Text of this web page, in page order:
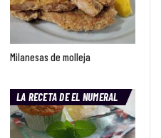
Milanesas de molleja
LA RECETA DE EL NUMERAL